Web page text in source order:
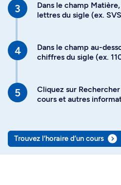
Dans le champ
lettres du sigle (ex.
Dans le champ au-
chiffres du sigle (ex.
Cliquez sur
cours et autres
Trouvez l’horaire d’un cours